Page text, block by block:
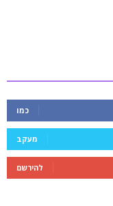
כמו
מעקב
להירשם